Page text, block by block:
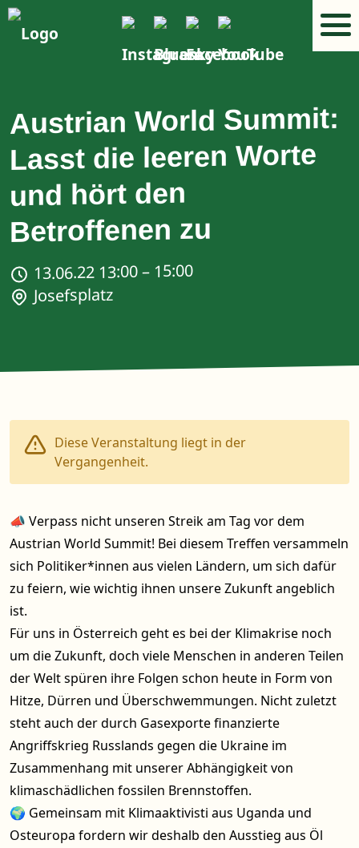
Austrian World Summit:
Lasst die leeren Worte
und hört den
Betroffenen zu
13.06.22 13:00 – 15:00
Josefsplatz
Diese Veranstaltung liegt in der
Vergangenheit.
📣 Verpass nicht unseren Streik am Tag vor dem
Austrian World Summit! Bei diesem Treffen versammeln
sich Politiker*innen aus vielen Ländern, um sich dafür
zu feiern, wie wichtig ihnen unsere Zukunft angeblich
ist.
Für uns in Österreich geht es bei der Klimakrise noch
um die Zukunft, doch viele Menschen in anderen Teilen
der Welt spüren ihre Folgen schon heute in Form von
Hitze, Dürren und Überschwemmungen. Nicht zuletzt
steht auch der durch Gasexporte finanzierte
Angriffskrieg Russlands gegen die Ukraine im
Zusammenhang mit unserer Abhängigkeit von
klimaschädlichen fossilen Brennstoffen.
🌍 Gemeinsam mit Klimaaktivisti aus Uganda und
Osteuropa fordern wir deshalb den Ausstieg aus Öl